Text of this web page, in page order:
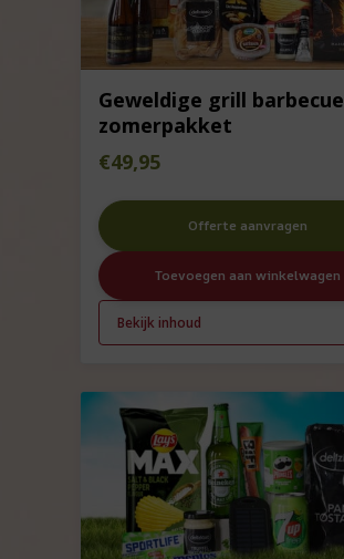
Geweldige grill barbecue
zomerpakket
€49,95
Offerte aanvragen
Toevoegen aan winkelwagen
Bekijk inhoud